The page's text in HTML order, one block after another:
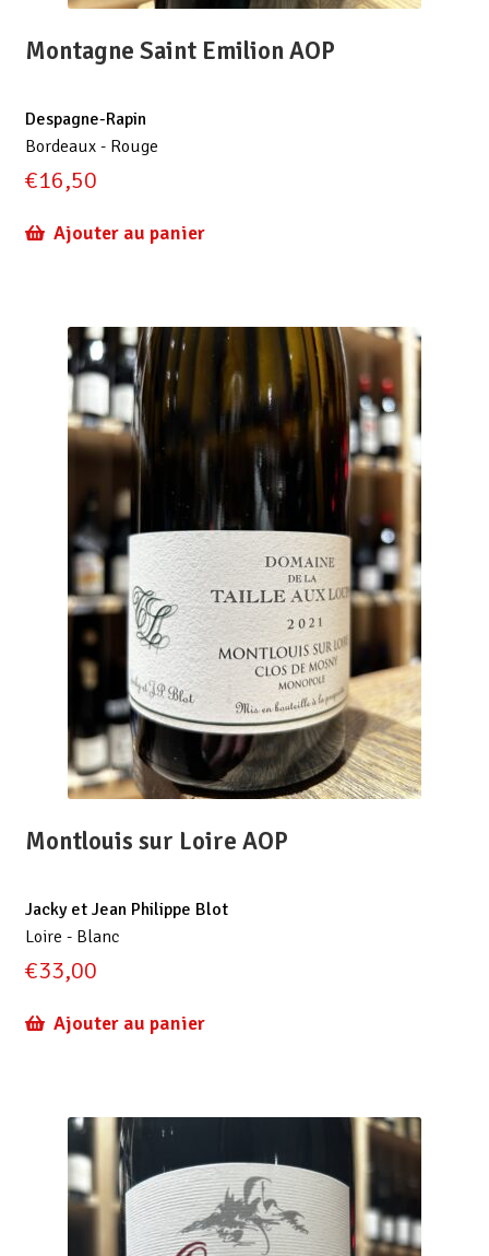
Montagne Saint Emilion AOP
Despagne-Rapin
Bordeaux - Rouge
€16,50
Ajouter au panier
Montlouis sur Loire AOP
Jacky et Jean Philippe Blot
Loire - Blanc
€33,00
Ajouter au panier